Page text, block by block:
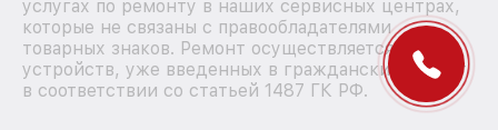
услугах по ремонту в наших сервисных центрах,
которые не связаны с правообладателями
товарных знаков. Ремонт осуществляется для
устройств, уже введенных в гражданский оборот
в соответствии со статьей 1487 ГК РФ.